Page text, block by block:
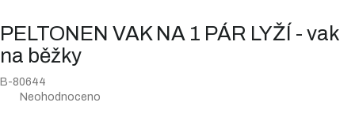
PELTONEN VAK NA 1 PÁR LYŽÍ - vak
na běžky
B-80644
Průměrné
Neohodnoceno